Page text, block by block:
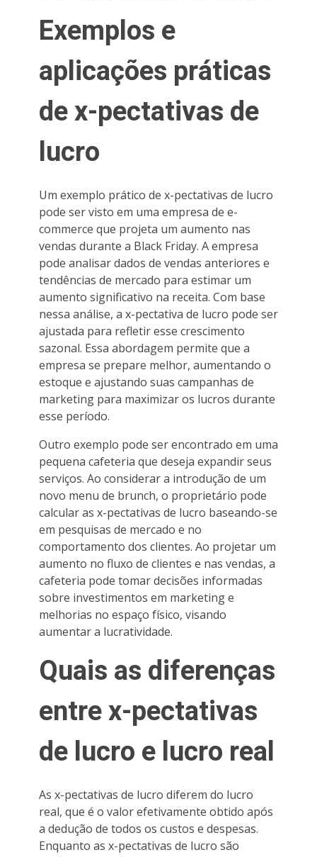
Exemplos e
aplicações práticas
de x-pectativas de
lucro
Um exemplo prático de x-pectativas de lucro
pode ser visto em uma empresa de e-
commerce que projeta um aumento nas
vendas durante a Black Friday. A empresa
pode analisar dados de vendas anteriores e
tendências de mercado para estimar um
aumento significativo na receita. Com base
nessa análise, a x-pectativa de lucro pode ser
ajustada para refletir esse crescimento
sazonal. Essa abordagem permite que a
empresa se prepare melhor, aumentando o
estoque e ajustando suas campanhas de
marketing para maximizar os lucros durante
esse período.
Outro exemplo pode ser encontrado em uma
pequena cafeteria que deseja expandir seus
serviços. Ao considerar a introdução de um
novo menu de brunch, o proprietário pode
calcular as x-pectativas de lucro baseando-se
em pesquisas de mercado e no
comportamento dos clientes. Ao projetar um
aumento no fluxo de clientes e nas vendas, a
cafeteria pode tomar decisões informadas
sobre investimentos em marketing e
melhorias no espaço físico, visando
aumentar a lucratividade.
Quais as diferenças
entre x-pectativas
de lucro e lucro real
As x-pectativas de lucro diferem do lucro
real, que é o valor efetivamente obtido após
a dedução de todos os custos e despesas.
Enquanto as x-pectativas de lucro são